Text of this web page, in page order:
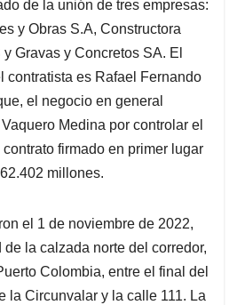
de la unión de tres empresas:
y Obras S.A, Constructora
Gravas y Concretos SA. El
contratista es Rafael Fernando
el negocio en general
Medina por controlar el
firmado en primer lugar
millones.
el 1 de noviembre de 2022,
la calzada norte del corredor,
Colombia, entre el final del
la Circunvalar y la calle 111. La